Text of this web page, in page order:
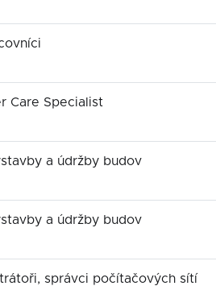
Care Specialist
a údržby budov
a údržby budov
správci počítačových sítí